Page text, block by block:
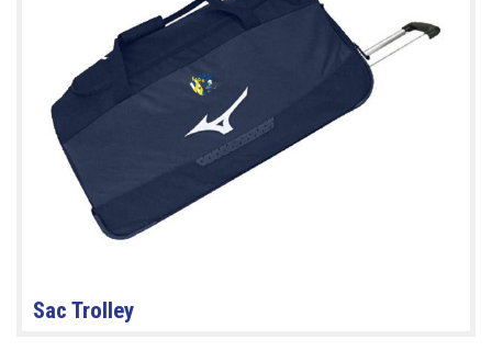
Sac Trolley